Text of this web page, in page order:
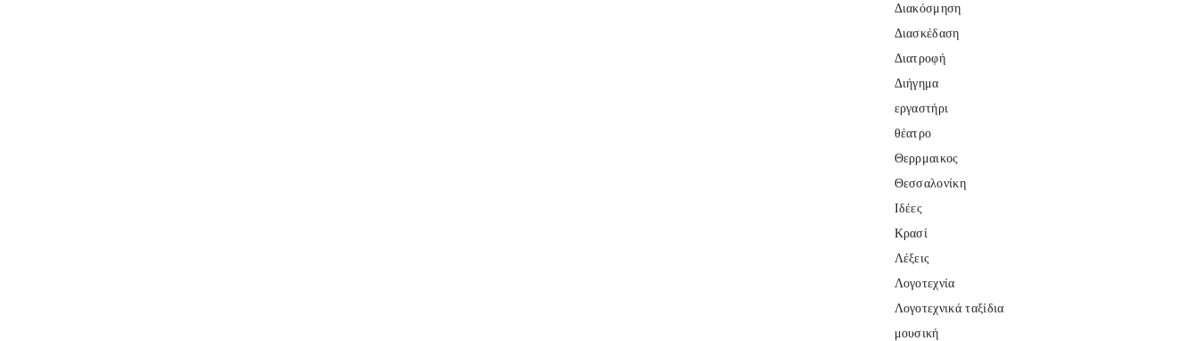
Διακόσμηση
Διασκέδαση
Διατροφή
Διήγημα
εργαστήρι
θέατρο
Θερρμαικος
Θεσσαλονίκη
Ιδέες
Κρασί
Λέξεις
Λογοτεχνία
Λογοτεχνικά ταξίδια
μουσική